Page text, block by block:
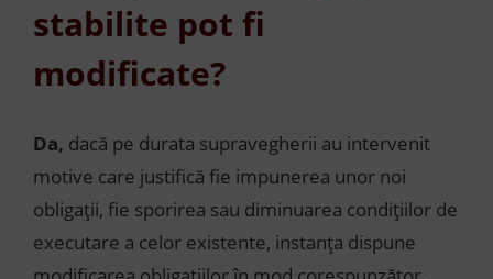
stabilite pot fi
modificate?
Da, dacă pe durata supravegherii au intervenit
motive care justifică fie impunerea unor noi
obligații, fie sporirea sau diminuarea condițiilor de
executare a celor existente, instanța dispune